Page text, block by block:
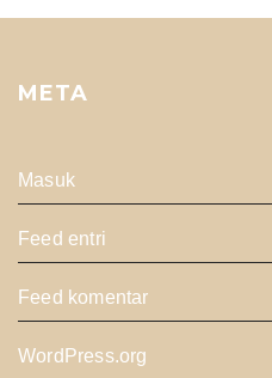
META
Masuk
Feed entri
Feed komentar
WordPress.org